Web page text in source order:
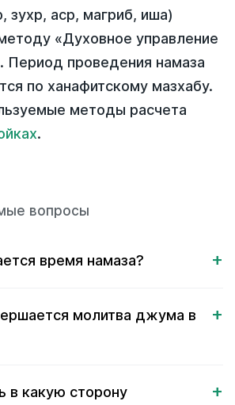
аср, магриб, иша)
«Духовное управление
Период проведения намаза
по ханафитскому мазхабу.
методы расчета
.
вопросы
время намаза?
молитва джума в
в какую сторону